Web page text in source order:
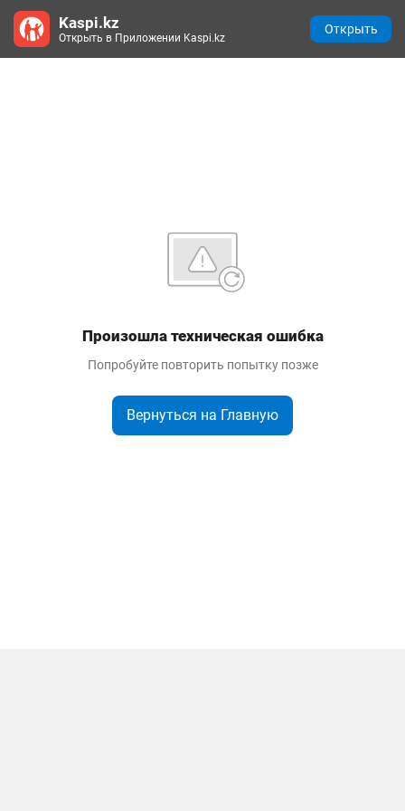
Произошла техническая ошибка
Попробуйте повторить попытку позже
Вернуться на Главную
Kaspi.kz
Открыть в Приложении Kaspi.kz
Открыть